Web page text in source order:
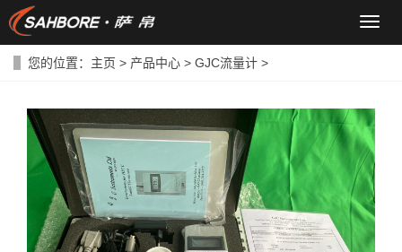
导
您的位置： 主页 > 产品中心 > GJC流量计 >